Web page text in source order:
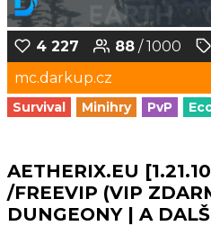
4 227 88 / 1000
mc.darkup.cz
Survival Minihry PvP
AETHERIX.EU
/FREEVIP (VIP
DUNGEONY | A